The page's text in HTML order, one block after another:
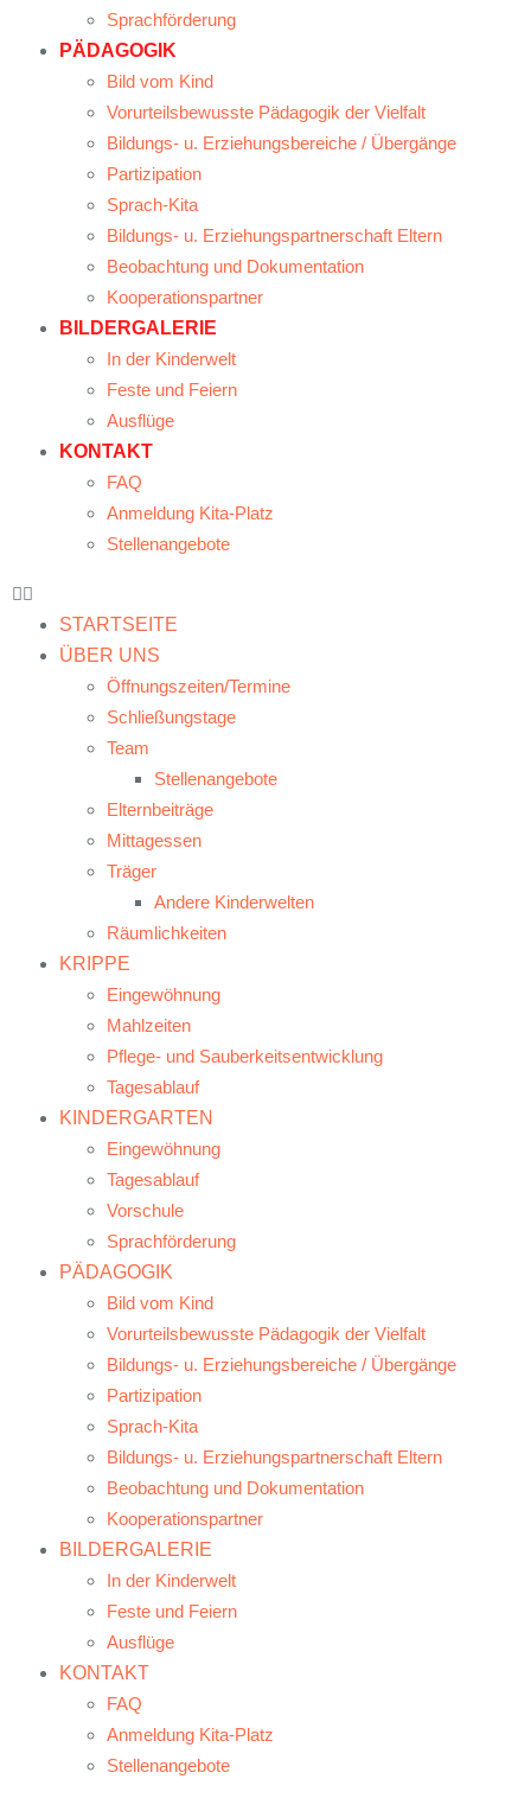
Sprachförderung
PÄDAGOGIK
Bild vom Kind
Vorurteilsbewusste Pädagogik der Vielfalt
Bildungs- u. Erziehungsbereiche / Übergänge
Partizipation
Sprach-Kita
Bildungs- u. Erziehungspartnerschaft Eltern
Beobachtung und Dokumentation
Kooperationspartner
BILDERGALERIE
In der Kinderwelt
Feste und Feiern
Ausflüge
KONTAKT
FAQ
Anmeldung Kita-Platz
Stellenangebote
STARTSEITE
ÜBER UNS
Öffnungszeiten/Termine
Schließungstage
Team
Stellenangebote
Elternbeiträge
Mittagessen
Träger
Andere Kinderwelten
Räumlichkeiten
KRIPPE
Eingewöhnung
Mahlzeiten
Pflege- und Sauberkeitsentwicklung
Tagesablauf
KINDERGARTEN
Eingewöhnung
Tagesablauf
Vorschule
Sprachförderung
PÄDAGOGIK
Bild vom Kind
Vorurteilsbewusste Pädagogik der Vielfalt
Bildungs- u. Erziehungsbereiche / Übergänge
Partizipation
Sprach-Kita
Bildungs- u. Erziehungspartnerschaft Eltern
Beobachtung und Dokumentation
Kooperationspartner
BILDERGALERIE
In der Kinderwelt
Feste und Feiern
Ausflüge
KONTAKT
FAQ
Anmeldung Kita-Platz
Stellenangebote